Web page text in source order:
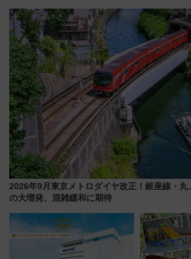
「新・鉄道ひとり旅」279回目
の舞台は「島原鉄道」
説【JR東日
2026年9月東京メトロダイヤ改正！銀座線・
の大増発、混雑緩和に期待